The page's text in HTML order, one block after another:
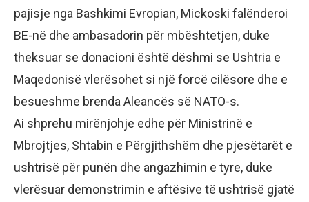
pajisje nga Bashkimi Evropian, Mickoski falënderoi
BE-në dhe ambasadorin për mbështetjen, duke
theksuar se donacioni është dëshmi se Ushtria e
Maqedonisë vlerësohet si një forcë cilësore dhe e
besueshme brenda Aleancës së NATO-s.
Ai shprehu mirënjohje edhe për Ministrinë e
Mbrojtjes, Shtabin e Përgjithshëm dhe pjesëtarët e
ushtrisë për punën dhe angazhimin e tyre, duke
vlerësuar demonstrimin e aftësive të ushtrisë gjatë